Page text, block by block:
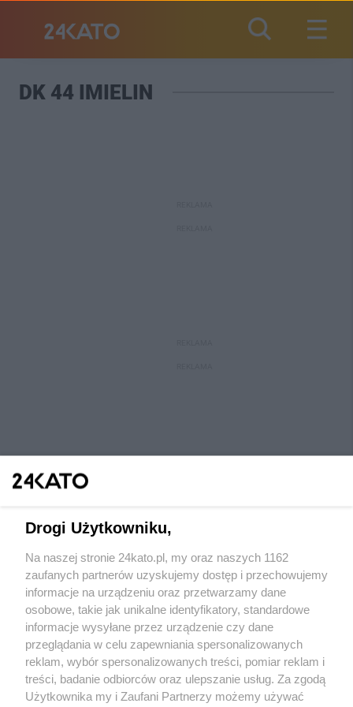
DK 44 IMIELIN
Wydawca mediów lokalnych
Nie zapomnij
zapoznać się z:
polityką prywatności regulamin korzystania z portali
Twojemiasto Skontaktuj sięz nami
Drogi Użytkowniku,
Na naszej stronie 24kato.pl, my oraz naszych 1162
zaufanych partnerów uzyskujemy dostęp i przechowujemy
informacje na urządzeniu oraz przetwarzamy dane
osobowe, takie jak unikalne identyfikatory, standardowe
informacje wysyłane przez urządzenie czy dane
przeglądania w celu zapewniania spersonalizowanych
reklam, wybór spersonalizowanych treści, pomiar reklam i
treści, badanie odbiorców oraz ulepszanie usług. Za zgodą
Użytkownika my i Zaufani Partnerzy możemy używać